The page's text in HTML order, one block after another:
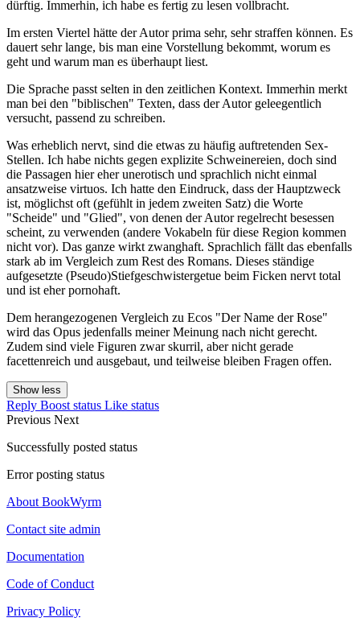
dürftig. Immerhin, ich habe es fertig zu lesen vollbracht.
Im ersten Viertel hätte der Autor prima sehr, sehr straffen können. Es
dauert sehr lange, bis man eine Vorstellung bekommt, worum es
geht und warum man es überhaupt liest.
Die Sprache passt selten in den zeitlichen Kontext. Immerhin merkt
man bei den "biblischen" Texten, dass der Autor geleegentlich
versucht, passend zu schreiben.
Was erheblich nervt, sind die etwas zu häufig auftretenden Sex-
Stellen. Ich habe nichts gegen explizite Schweinereien, doch sind
die Passagen hier eher unerotisch und sprachlich nicht einmal
ansatzweise virtuos. Ich hatte den Eindruck, dass der Hauptzweck
ist, möglichst oft (gefühlt in jedem zweiten Satz) die Worte
"Scheide" und "Glied", von denen der Autor regelrecht besessen
scheint, zu verwenden (andere Vokabeln für diese Region kommen
nicht vor). Das ganze wirkt zwanghaft. Sprachlich fällt das ebenfalls
stark ab im Vergleich zum Rest des Romans. Dieses ständige
aufgesetzte (Pseudo)Stiefgeschwistergetue beim Ficken nervt total
und ist eher pornohaft.
Dem herangezogenen Vergleich zu Ecos "Der Name der Rose"
wird das Opus jedenfalls meiner Meinung nach nicht gerecht.
Zudem sind viele Figuren zwar skurril, aber nicht gerade
facettenreich und ausgebaut, und teilweise bleiben Fragen offen.
Show less
Reply Boost status Like status
Previous Next
Successfully posted status
Error posting status
About BookWyrm
Contact site admin
Documentation
Code of Conduct
Privacy Policy